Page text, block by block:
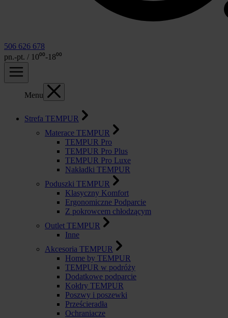
506 626 678
pn.-pt. / 10⁰⁰-18⁰⁰
Menu
Strefa TEMPUR
Materace TEMPUR
TEMPUR Pro
TEMPUR Pro Plus
TEMPUR Pro Luxe
Nakładki TEMPUR
Poduszki TEMPUR
Klasyczny Komfort
Ergonomiczne Podparcie
Z pokrowcem chłodzącym
Outlet TEMPUR
Inne
Akcesoria TEMPUR
Home by TEMPUR
TEMPUR w podróży
Dodatkowe podparcie
Kołdry TEMPUR
Poszwy i poszewki
Prześcieradła
Ochraniacze